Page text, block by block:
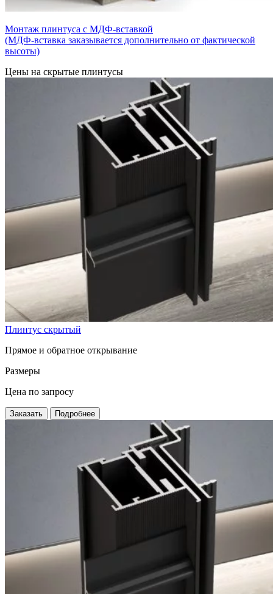
Монтаж плинтуса с МДФ-вставкой
(МДФ-вставка заказывается дополнительно от фактической
высоты)
Цены на скрытые плинтусы
Плинтус скрытый
Прямое и обратное открывание
Размеры
Цена по запросу
Заказать Подробнее